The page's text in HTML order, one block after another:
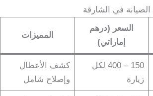
في الشارقة
السعر (درهم
إماراتي)
المميزات
150 – 400 لكل
زيارة
كشف الأعطال
وإصلاح شامل